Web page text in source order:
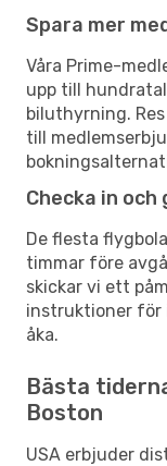
Spara mer
Våra Prime-
upp till
biluthyrning.
till
Checka in och
De flesta
timmar före
skickar vi ett
instruktioner för
åka.
Bästa
Boston
USA erbjuder